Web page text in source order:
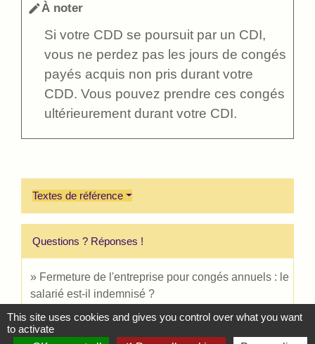
editÀ noter
Si votre CDD se poursuit par un CDI,
vous ne perdez pas les jours de congés
payés acquis non pris durant votre
CDD. Vous pouvez prendre ces congés
ultérieurement durant votre CDI.
Textes de référence
Questions ? Réponses !
Fermeture de l'entreprise pour congés annuels : le
salarié est-il indemnisé ?
Signaler une erreur sur cette page
This site uses cookies and gives you control over what you want
to activate